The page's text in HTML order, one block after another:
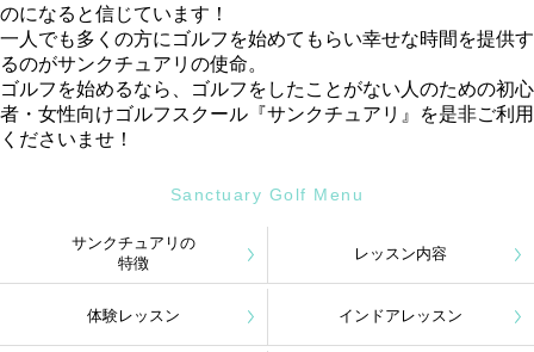
のになると信じています！
一人でも多くの方にゴルフを始めてもらい幸せな時間を提供す
るのがサンクチュアリの使命。
ゴルフを始めるなら、ゴルフをしたことがない人のための初心
者・女性向けゴルフスクール『サンクチュアリ』を是非ご利用
くださいませ！
Sanctuary Golf Menu
サンクチュアリの
特徴
レッスン内容
体験レッスン インドアレッスン